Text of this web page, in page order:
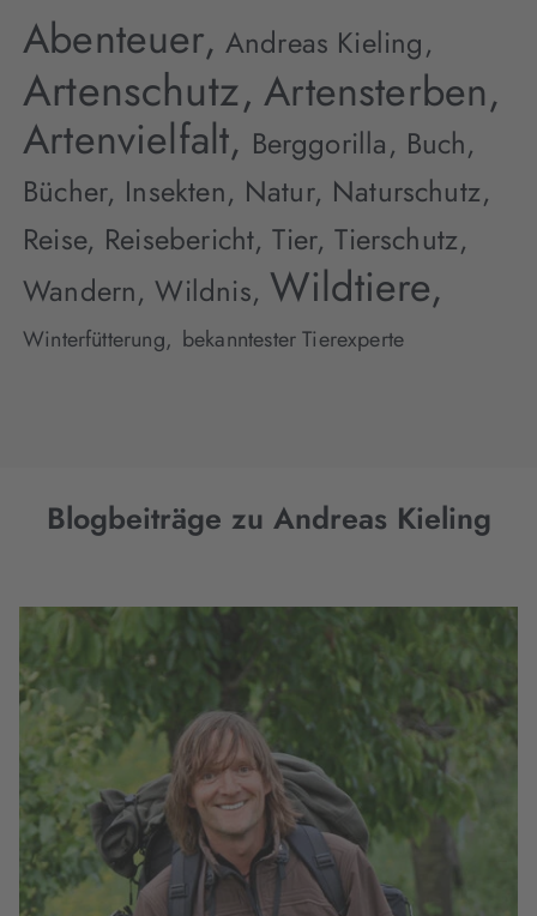
Abenteuer, Andreas Kieling,
Artenschutz, Artensterben,
Artenvielfalt, Berggorilla, Buch,
Bücher, Insekten, Natur, Naturschutz,
Reise, Reisebericht, Tier, Tierschutz,
Wandern, Wildnis, Wildtiere,
Winterfütterung, bekanntester Tierexperte
Blogbeiträge zu Andreas Kieling